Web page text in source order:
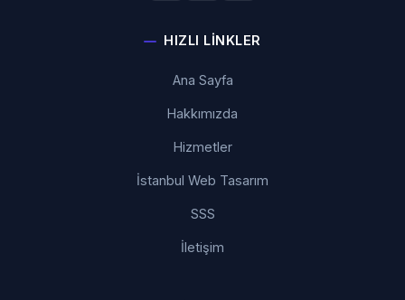
HIZLI LINKLER
Ana Sayfa
Hakkımızda
Hizmetler
İstanbul Web Tasarım
SSS
İletişim